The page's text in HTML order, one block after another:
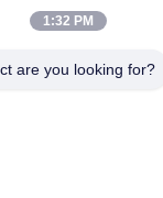
Contatto rapido
1:32 PM
are you looking for?